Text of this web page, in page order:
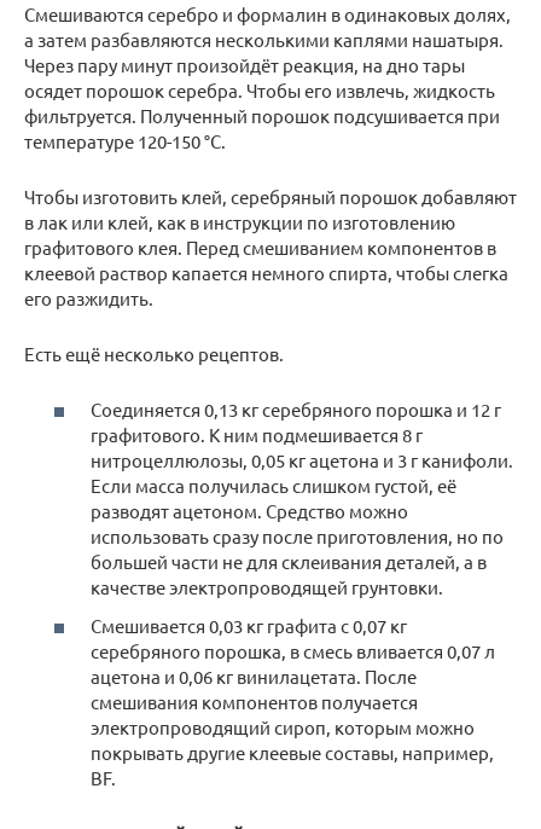
Смешиваются серебро и формалин в одинаковых долях,
а затем разбавляются несколькими каплями нашатыря.
Через пару минут произойдёт реакция, на дно тары
осядет порошок серебра. Чтобы его извлечь, жидкость
фильтруется. Полученный порошок подсушивается при
температуре 120-150 °С.
Чтобы изготовить клей, серебряный порошок добавляют
в лак или клей, как в инструкции по изготовлению
графитового клея. Перед смешиванием компонентов в
клеевой раствор капается немного спирта, чтобы слегка
его разжидить.
Есть ещё несколько рецептов.
Соединяется 0,13 кг серебряного порошка и 12 г
графитового. К ним подмешивается 8 г
нитроцеллюлозы, 0,05 кг ацетона и 3 г канифоли.
Если масса получилась слишком густой, её
разводят ацетоном. Средство можно
использовать сразу после приготовления, но по
большей части не для склеивания деталей, а в
качестве электропроводящей грунтовки.
Смешивается 0,03 кг графита с 0,07 кг
серебряного порошка, в смесь вливается 0,07 л
ацетона и 0,06 кг винилацетата. После
смешивания компонентов получается
электропроводящий сироп, которым можно
покрывать другие клеевые составы, например,
BF.